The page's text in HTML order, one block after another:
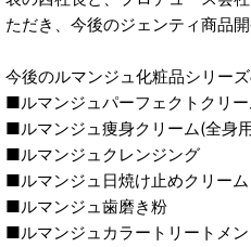
ただき、今後のジェンティ商品
今後のルマンジュ化粧品シリー
■ルマンジュパーフェクトクリ
■ルマンジュ痩身クリーム(全身
■ルマンジュクレンジング
■ルマンジュ日焼け止めクリーム
■ルマンジュ歯磨き粉
■ルマンジュカラートリートメン